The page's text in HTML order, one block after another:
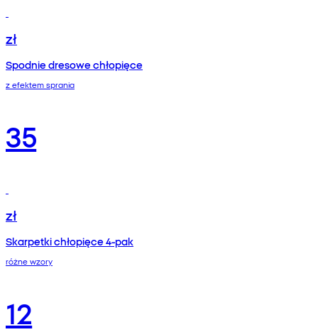
zł
Spodnie dresowe chłopięce
z efektem sprania
35
zł
Skarpetki chłopięce 4-pak
różne wzory
12